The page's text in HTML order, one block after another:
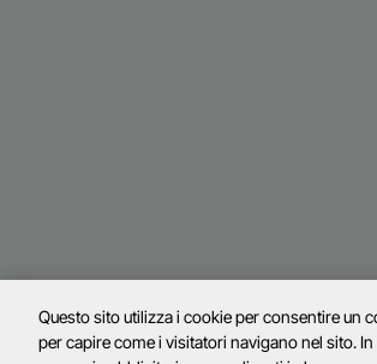
Questo sito utilizza i cookie per consentire un
per capire come i visitatori navigano nel sito.